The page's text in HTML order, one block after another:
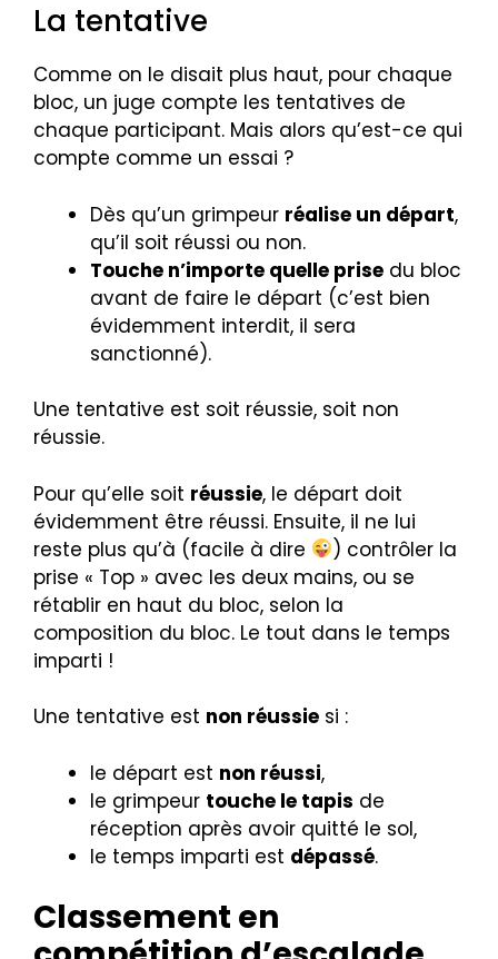
La tentative
Comme on le disait plus haut, pour chaque
bloc, un juge compte les tentatives de
chaque participant. Mais alors qu’est-ce qui
compte comme un essai ?
Dès qu’un grimpeur réalise un départ,
qu’il soit réussi ou non.
Touche n’importe quelle prise du bloc
avant de faire le départ (c’est bien
évidemment interdit, il sera
sanctionné).
Une tentative est soit réussie, soit non
réussie.
Pour qu’elle soit réussie, le départ doit
évidemment être réussi. Ensuite, il ne lui
reste plus qu’à (facile à dire
) contrôler la
prise « Top » avec les deux mains, ou se
rétablir en haut du bloc, selon la
composition du bloc. Le tout dans le temps
imparti !
Une tentative est non réussie si :
le départ est non réussi,
le grimpeur touche le tapis de
réception après avoir quitté le sol,
le temps imparti est dépassé.
Classement en